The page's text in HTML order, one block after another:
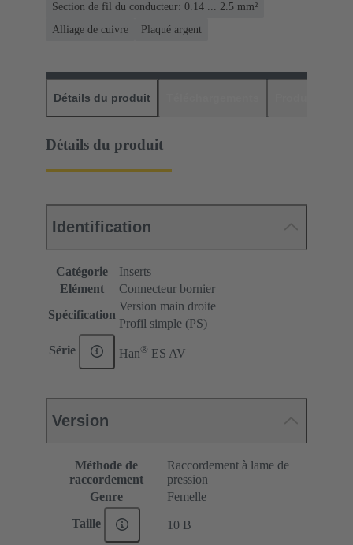
Section de fil du conducteur: 0.14 ... 2.5 mm²
Alliage de cuivre
Plaqué argent
Détails du produit
Détails du produit
Identification
Catégorie
Inserts
Elément
Connecteur bornier
Spécification
Version main droite
Profil simple (PS)
Série Han® ES AV
Version
Méthode de
raccordement
Raccordement à lame de
pression
Genre
Femelle
Taille 10 B